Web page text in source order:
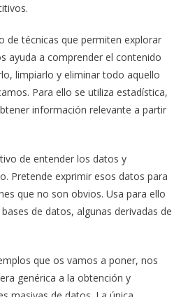
de técnicas que permiten explorar
ayuda a comprender el contenido
limpiarlo y eliminar todo aquello
Para ello se utiliza estadística,
información relevante a partir
de entender los datos y
Pretende exprimir esos datos para
que no son obvios. Usa para ello
de datos, algunas derivadas de
que os vamos a poner, nos
genérica a la obtención y